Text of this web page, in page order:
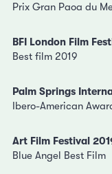
Prix Gran Paoa du
BFI London Film
Best film 2019
Palm Springs
Ibero-American
Art Film Festival
Blue Angel Best Film